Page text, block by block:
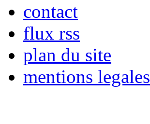
contact
flux rss
plan du site
mentions legales